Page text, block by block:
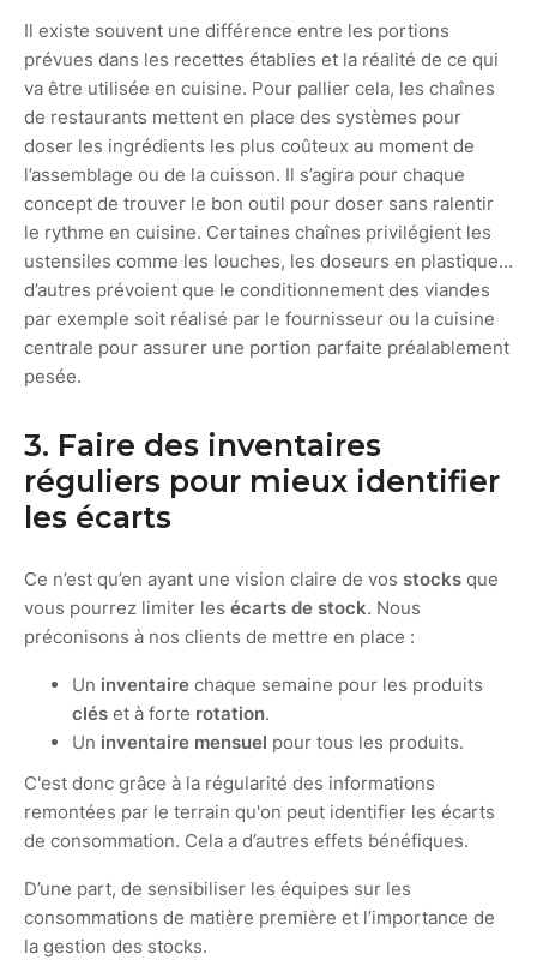
Il existe souvent une différence entre les portions
prévues dans les recettes établies et la réalité de ce qui
va être utilisée en cuisine. Pour pallier cela, les chaînes
de restaurants mettent en place des systèmes pour
doser les ingrédients les plus coûteux au moment de
l’assemblage ou de la cuisson. Il s’agira pour chaque
concept de trouver le bon outil pour doser sans ralentir
le rythme en cuisine. Certaines chaînes privilégient les
ustensiles comme les louches, les doseurs en plastique…
d’autres prévoient que le conditionnement des viandes
par exemple soit réalisé par le fournisseur ou la cuisine
centrale pour assurer une portion parfaite préalablement
pesée.
3. Faire des inventaires
réguliers pour mieux identifier
les écarts
Ce n’est qu’en ayant une vision claire de vos stocks que
vous pourrez limiter les écarts de stock. Nous
préconisons à nos clients de mettre en place :
Un inventaire chaque semaine pour les produits
clés et à forte rotation.
Un inventaire mensuel pour tous les produits.
C'est donc grâce à la régularité des informations
remontées par le terrain qu'on peut identifier les écarts
de consommation. Cela a d’autres effets bénéfiques.
D’une part, de sensibiliser les équipes sur les
consommations de matière première et l’importance de
la gestion des stocks.